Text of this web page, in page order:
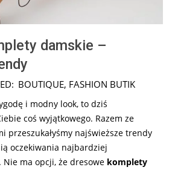
damskie –
BOUTIQUE, FASHION BUTIK
i modny look, to dziś
coś wyjątkowego. Razem ze
przeszukałyśmy najświeższe trendy
oczekiwania najbardziej
Nie ma opcji, że dresowe komplety